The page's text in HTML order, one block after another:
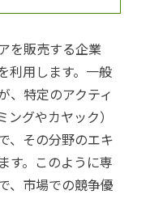
を販売する企業
利用します。一般
、特定のアクティ
グやカヤック）
、その分野のエキ
す。このように専
、市場での競争優